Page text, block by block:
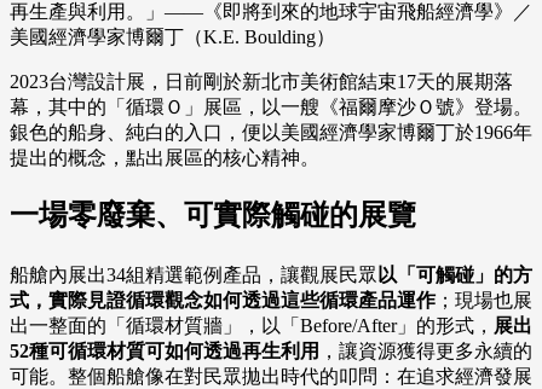
再生產與利用。」——《即將到來的地球宇宙飛船經濟學》／
美國經濟學家博爾丁（K.E. Boulding）
2023台灣設計展，日前剛於新北市美術館結束17天的展期落
幕，其中的「循環Ｏ」展區，以一艘《福爾摩沙Ｏ號》登場。
銀色的船身、純白的入口，便以美國經濟學家博爾丁於1966年
提出的概念，點出展區的核心精神。
一場零廢棄、可實際觸碰的展覽
船艙內展出34組精選範例產品，讓觀展民眾 以「可觸碰」的方
式，實際見證循環觀念如何透過這些循環產品運作；現場也展
出一整面的「循環材質牆」，以「Before/After」的形式， 展出
52種可循環材質可如何透過再生利用 ，讓資源獲得更多永續的
可能。整個船艙像在對民眾拋出時代的叩問：在追求經濟發展